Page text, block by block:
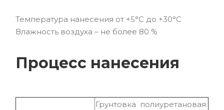
Температура нанесения от +5°С до +30°С
Влажность воздуха – не более 80 %
Процесс нанесения
Грунтовка полиуретановая